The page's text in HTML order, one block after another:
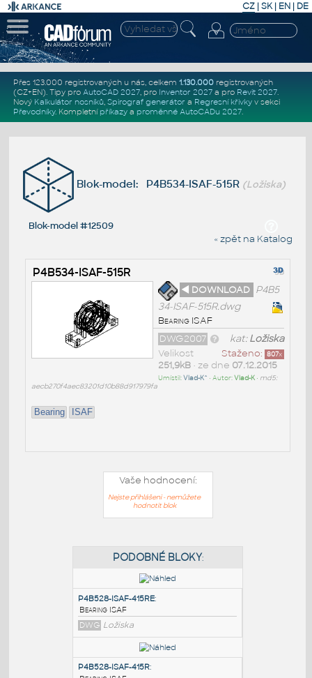
CZ | SK| EN | DE
Přes 123.000 registrovaných u nás, celkem 1.130.000registrovaných
(CZ+EN). Tipy pro AutoCAD 2027, pro Inventor 2027a pro Revit 2027.
Nový Kalkulátor nosníků, Spirograf generátor a Regresní křivkyv sekci
Převodníky. Kompletní příkazya proměnné AutoCADu 2027.
Blok-model: P4B534-ISAF-515R (Ložiska)
Blok-model #12509
« zpět na Katalog
P4B534-ISAF-515R
◄ DOWNLOAD P4B5
34-ISAF-515R.dwg
Bearing ISAF
kat:Ložiska
DWG2007
Staženo: 807x
Velikost
251,9kB• ze dne 07.12.2015
Umístil:Vlad-K^ • Autor:Vlad-K• md5:
aecb270f4aec83201d10b88d917979fa
Bearing ISAF
Vaše hodnocení:
Nejste přihlášeni - nemůžete
hodnotit blok
PODOBNÉ BLOKY: